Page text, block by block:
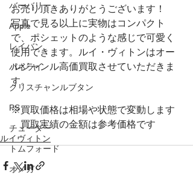
バーバリー
Apple
レイバン
パネライ
クリスチャンルブタン
PS
チューダー
トムフォード
オメガ
お売り頂きありがとうございます！
写真で見る以上に実物はコンパクト
で、ポシェットのような感じで可愛く
使用できます。ルイ・ヴィトンはオー
ルジャンル高価買取させていただきま
す。
※買取価格は相場や状態で変動します
買取実績の金額は参考価格です
ルイヴィトン